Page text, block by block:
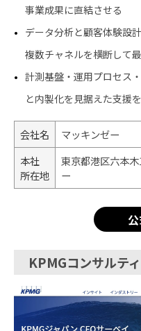
事業成果に直結させる
データ分析と顧客体験設
複数チャネルを横断して
計測基盤・運用プロセス
と内製化を見据えた支援
会社名
マッキンゼー
本社
所在地
東京都港区六 本
ー
KPMGコンサルテ